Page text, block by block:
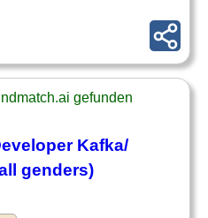
gefunden
Kafka/
genders)